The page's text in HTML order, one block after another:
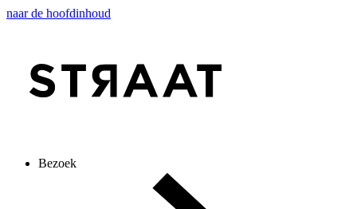
naar de hoofdinhoud
Bezoek